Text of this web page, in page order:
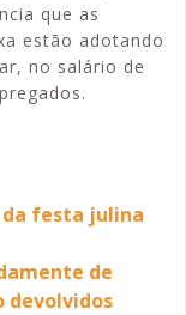
que as
estão adotando
no salário de
da festa julina
de
devolvidos